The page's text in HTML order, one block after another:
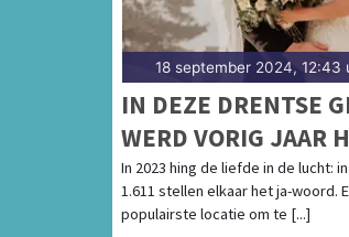
18 september 2024, 12:43
IN DEZE DRENTSE
WERD VORIG JAAR
GETROUWD
In 2023 hing de liefde in de lucht:
1.611 stellen elkaar het ja-woord.
populairste locatie om te [...]